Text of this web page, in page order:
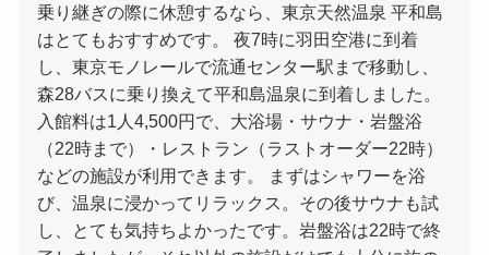
乗り継ぎの際に休憩するなら、東京天然温泉 平和島
はとてもおすすめです。 夜7時に羽田空港に到着
し、東京モノレールで流通センター駅まで移動し、
森28バスに乗り換えて平和島温泉に到着しました。
入館料は1人4,500円で、大浴場・サウナ・岩盤浴
（22時まで）・レストラン（ラストオーダー22時）
などの施設が利用できます。 まずはシャワーを浴
び、温泉に浸かってリラックス。その後サウナも試
し、とても気持ちよかったです。岩盤浴は22時で終